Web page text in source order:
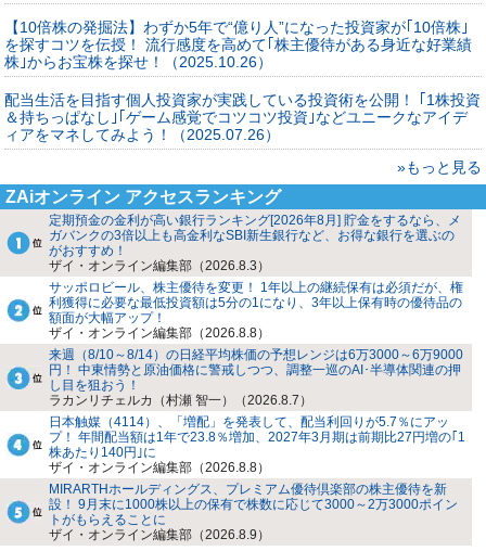
【10倍株の発掘法】わずか5年で“億り人”になった投資家が｢10倍株｣
を探すコツを伝授！ 流行感度を高めて｢株主優待がある身近な好業績
株｣からお宝株を探せ！（2025.10.26）
配当生活を目指す個人投資家が実践している投資術を公開！ ｢1株投資
＆持ちっぱなし｣｢ゲーム感覚でコツコツ投資｣などユニークなアイデ
ィアをマネしてみよう！（2025.07.26）
»もっと見る
ZAiオンライン アクセスランキング
定期預金の金利が高い銀行ランキング[2026年8月] 貯金をするなら、メ
ガバンクの3倍以上も高金利なSBI新生銀行など、お得な銀行を選ぶの
がおすすめ！
ザイ・オンライン編集部（2026.8.3）
サッポロビール、株主優待を変更！ 1年以上の継続保有は必須だが、権
利獲得に必要な最低投資額は5分の1になり、3年以上保有時の優待品の
額面が大幅アップ！
ザイ・オンライン編集部（2026.8.8）
来週（8/10～8/14）の日経平均株価の予想レンジは6万3000～6万9000
円！ 中東情勢と原油価格に警戒しつつ、調整一巡のAI･半導体関連の押
し目を狙おう！
ラカンリチェルカ（村瀬 智一）（2026.8.7）
日本触媒（4114）、「増配」を発表して、配当利回りが5.7％にアッ
プ！ 年間配当額は1年で23.8％増加、2027年3月期は前期比27円増の｢1
株あたり140円｣に
ザイ・オンライン編集部（2026.8.8）
MIRARTHホールディングス、プレミアム優待倶楽部の株主優待を新
設！ 9月末に1000株以上の保有で株数に応じて3000～2万3000ポイン
トがもらえることに
ザイ・オンライン編集部（2026.8.9）